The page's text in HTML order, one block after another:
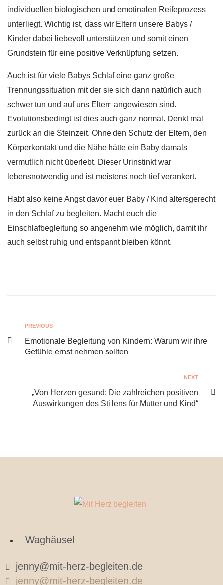
individuellen biologischen und emotinalen Reifeprozess
unterliegt. Wichtig ist, dass wir Eltern unsere Babys /
Kinder dabei liebevoll unterstützen und somit einen
Grundstein für eine positive Verknüpfung setzen.
Auch ist für viele Babys Schlaf eine ganz große
Trennungssituation mit der sie sich dann natürlich auch
schwer tun und auf uns Eltern angewiesen sind.
Evolutionsbedingt ist dies auch ganz normal. Denkt mal
zurück an die Steinzeit. Ohne den Schutz der Eltern, den
Körperkontakt und die Nähe hätte ein Baby damals
vermutlich nicht überlebt. Dieser Urinstinkt war
lebensnotwendig und ist meistens noch tief verankert.
Habt also keine Angst davor euer Baby / Kind altersgerecht
in den Schlaf zu begleiten. Macht euch die
Einschlafbegleitung so angenehm wie möglich, damit ihr
auch selbst ruhig und entspannt bleiben könnt.
PREVIOUS
Emotionale Begleitung von Kindern: Warum wir ihre
Gefühle ernst nehmen sollten
NEXT
„Von Herzen gesund: Die zahlreichen positiven
Auswirkungen des Stillens für Mutter und Kind“
Waghäusel
jenny@mit-herz-begleiten.de
jenny@mit-herz-begleiten.de